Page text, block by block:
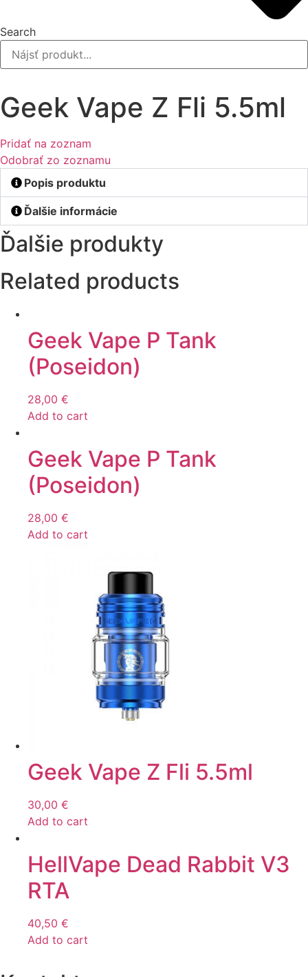
Search
Geek Vape Z Fli 5.5ml
Pridať na zoznam
Odobrať zo zoznamu
Popis produktu
Ďalšie informácie
Ďalšie produkty
Related products
Geek Vape P Tank
(Poseidon)
28,00 €
Add to cart
Geek Vape P Tank
(Poseidon)
28,00 €
Add to cart
Geek Vape Z Fli 5.5ml
30,00 €
Add to cart
HellVape Dead Rabbit V3
RTA
40,50 €
Add to cart